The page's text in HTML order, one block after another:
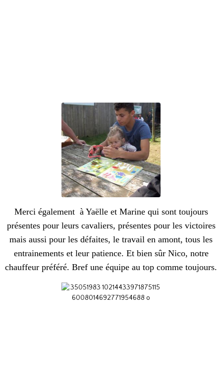
Merci également à Yaëlle et Marine qui sont toujours
présentes pour leurs cavaliers, présentes pour les victoires
mais aussi pour les défaites, le travail en amont, tous les
entrainements et leur patience. Et bien sûr Nico, notre
chauffeur préféré. Bref une équipe au top comme toujours.